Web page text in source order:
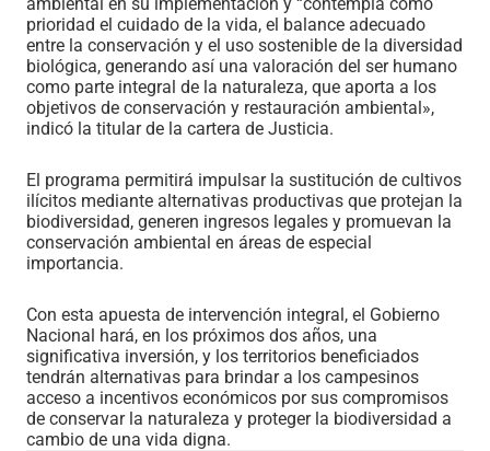
prioridad el cuidado de la vida, el balance adecuado
entre la conservación y el uso sostenible de la diversidad
biológica, generando así una valoración del ser humano
como parte integral de la naturaleza, que aporta a los
objetivos de conservación y restauración ambiental»,
indicó la titular de la cartera de Justicia.
El programa permitirá impulsar la sustitución de cultivos
ilícitos mediante alternativas productivas que protejan la
biodiversidad, generen ingresos legales y promuevan la
conservación ambiental en áreas de especial
importancia.
Con esta apuesta de intervención integral, el Gobierno
Nacional hará, en los próximos dos años, una
significativa inversión, y los territorios beneficiados
tendrán alternativas para brindar a los campesinos
acceso a incentivos económicos por sus compromisos
de conservar la naturaleza y proteger la biodiversidad a
cambio de una vida digna.